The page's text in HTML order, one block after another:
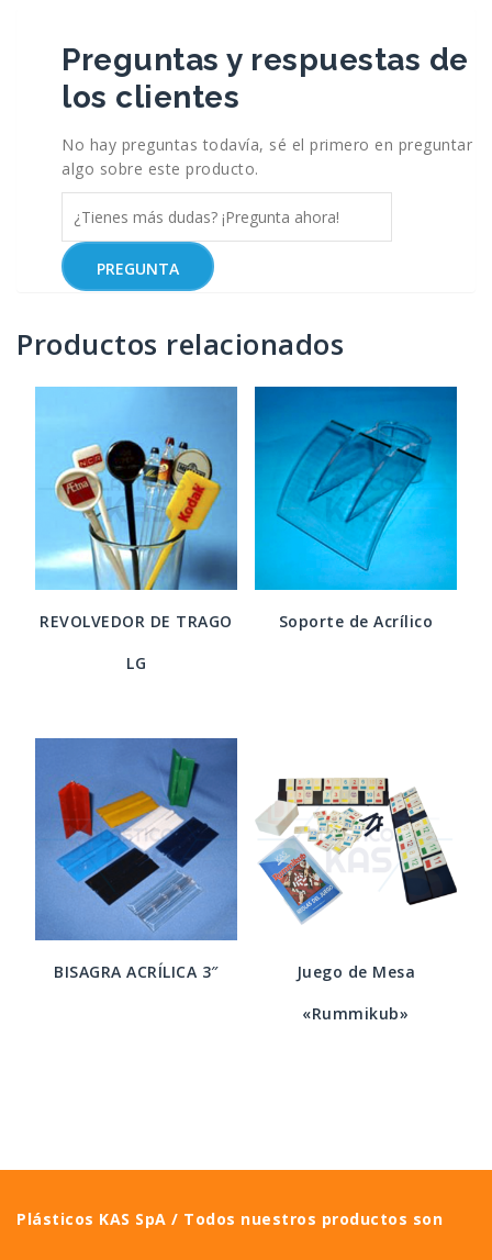
Preguntas y respuestas de
los clientes
No hay preguntas todavía, sé el primero en preguntar
algo sobre este producto.
Productos relacionados
REVOLVEDOR DE TRAGO
LG
Soporte de Acrílico
BISAGRA ACRÍLICA 3″
Juego de Mesa
«Rummikub»
Plásticos KAS SpA / Todos nuestros productos son